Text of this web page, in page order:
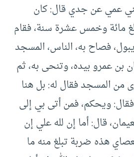
عمي عن جدي قال: كان
مائة وخمس عشرة سنة، فقام
فصاح به، الناس، المسجد
بن عمرو بيده، وتنحى به، ثم
من المسجد فقال له: بل هنا
ويحكم، فمن أتى بي إلى
قال: أما إن لله علي إن
هذه ضربة تبلغ منه ما